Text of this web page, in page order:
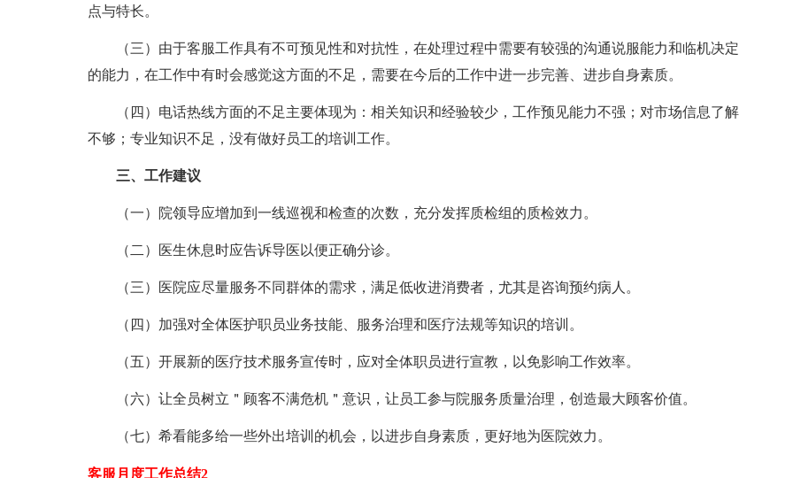
点与特长。
（三）由于客服工作具有不可预见性和对抗性，在处理过程中需要有较强的沟通说服能力和临机决定
的能力，在工作中有时会感觉这方面的不足，需要在今后的工作中进一步完善、进步自身素质。
（四）电话热线方面的不足主要体现为：相关知识和经验较少，工作预见能力不强；对市场信息了解
不够；专业知识不足，没有做好员工的培训工作。
三、工作建议
（一）院领导应增加到一线巡视和检查的次数，充分发挥质检组的质检效力。
（二）医生休息时应告诉导医以便正确分诊。
（三）医院应尽量服务不同群体的需求，满足低收进消费者，尤其是咨询预约病人。
（四）加强对全体医护职员业务技能、服务治理和医疗法规等知识的培训。
（五）开展新的医疗技术服务宣传时，应对全体职员进行宣教，以免影响工作效率。
（六）让全员树立＂顾客不满危机＂意识，让员工参与院服务质量治理，创造最大顾客价值。
（七）希看能多给一些外出培训的机会，以进步自身素质，更好地为医院效力。
客服月度工作总结2